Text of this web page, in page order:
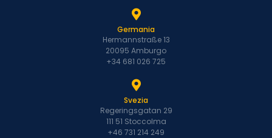
Germania
Hermannstraße 13
20095 Amburgo
+34 681 026 725
Svezia
Regeringsgatan 29
111 51 Stoccolma
+46 731 214 249